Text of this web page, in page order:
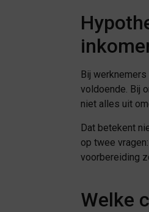
Bij
voldoende. Bij
niet alles uit
Dat betekent
op twee
voorbereiding
Welke